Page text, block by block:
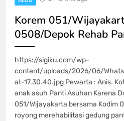
Korem 051/
0508/Depok Rehab
https://sigiku.com/wp-
content/uploads/2026/06/
at-17.30.40.jpg Pewarta : Anis.
anak asuh Panti Asuhan Karena
051/Wijayakarta bersama Kodim
royong merehabilitasi gedung